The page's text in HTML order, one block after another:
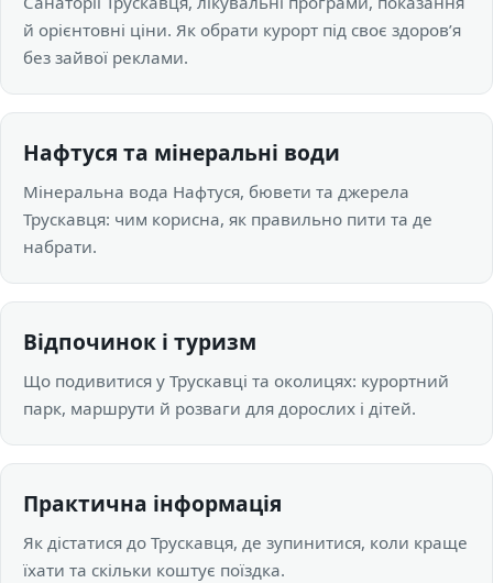
й орієнтовні ціни. Як обрати курорт під своє здоровʼя
без зайвої реклами.
Нафтуся та мінеральні води
Мінеральна вода Нафтуся, бювети та джерела
Трускавця: чим корисна, як правильно пити та де
набрати.
Відпочинок і туризм
Що подивитися у Трускавці та околицях: курортний
парк, маршрути й розваги для дорослих і дітей.
Практична інформація
Як дістатися до Трускавця, де зупинитися, коли краще
їхати та скільки коштує поїздка.